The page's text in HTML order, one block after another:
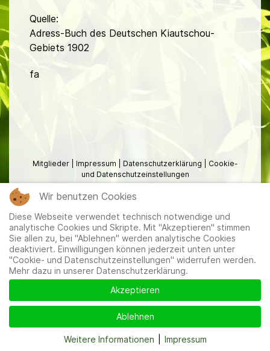
Quelle:
Adress-Buch des Deutschen Kiautschou-
Gebiets 1902
fa
Mitglieder Impressum Datenschutzerklärung
Cookie-
und Datenschutzeinstellungen
Wir benutzen Cookies
Diese Webseite verwendet technisch notwendige und
analytische Cookies und Skripte. Mit "Akzeptieren" stimmen
Sie allen zu, bei "Ablehnen" werden analytische Cookies
deaktiviert. Einwilligungen können jederzeit unten unter
"Cookie- und Datenschutzeinstellungen" widerrufen werden.
Mehr dazu in unserer Datenschutzerklärung.
Akzeptieren
Ablehnen
Weitere Informationen Impressum